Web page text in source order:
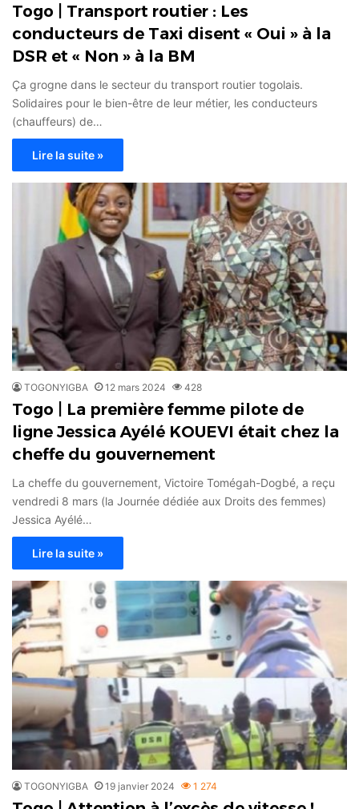
Togo | Transport routier : Les
conducteurs de Taxi disent « Oui » à la
DSR et « Non » à la BM
Ça grogne dans le secteur du transport routier togolais.
Solidaires pour le bien-être de leur métier, les conducteurs
(chauffeurs) de…
Lire la suite »
TOGONYIGBA 12 mars 2024 428
Togo | La première femme pilote de
ligne Jessica Ayélé KOUEVI était chez la
cheffe du gouvernement
La cheffe du gouvernement, Victoire Tomégah-Dogbé, a reçu
vendredi 8 mars (la Journée dédiée aux Droits des femmes)
Jessica Ayélé…
Lire la suite »
TOGONYIGBA 19 janvier 2024 1 274